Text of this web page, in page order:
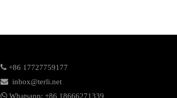
+86 17727759177
inbox@terli.net
Whatsapp: +86 18666271339